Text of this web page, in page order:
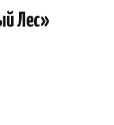
Лес»